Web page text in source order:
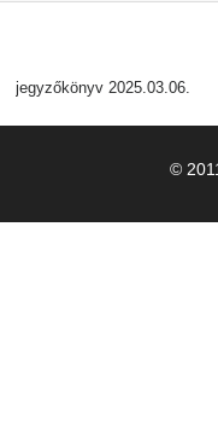
jegyzőkönyv 2025.03.06.
©